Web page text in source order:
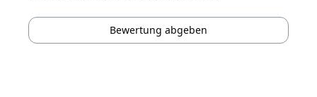
Bewertung abgeben